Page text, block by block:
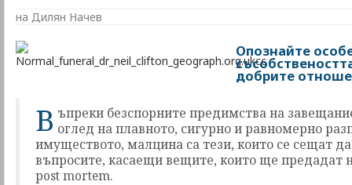
на Дилян Начев
Опознайте
добрите
В ъпреки безспорните предимства на
оглед на плавното, сигурно и равномерно
имуществото, малцина са тези, които се сещат
въпросите, касаещи вещите, които ще предадат
post mortem.